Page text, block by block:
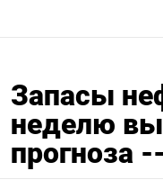
Запасы
неделю
прогноза